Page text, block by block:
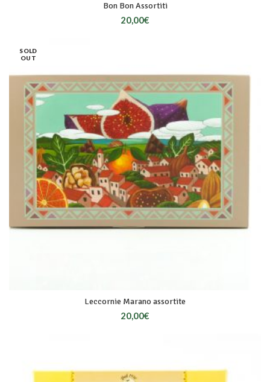
Bon Bon Assortiti
20,00€
SOLD
OUT
Leccornie Marano assortite
20,00€